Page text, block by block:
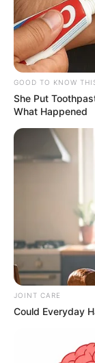
supuestamente
TEMAS
MAURO
GOOD TO KNOW
She Put
What Happened
JOINT CARE
Could Everyday